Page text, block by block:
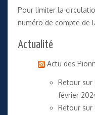
Pour limiter la
numéro de compte de
Actualité
Actu des
Retour sur
février
Retour sur